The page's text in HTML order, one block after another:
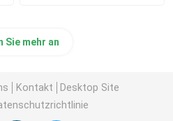
Sie mehr an
Kontakt
Desktop Site